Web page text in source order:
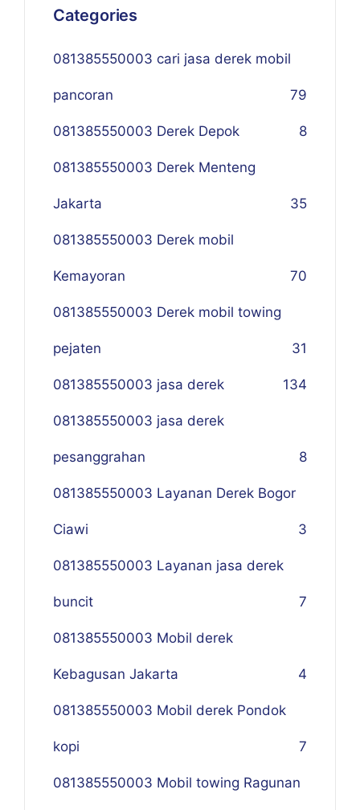
Categories
081385550003 cari jasa derek mobil
pancoran 79
081385550003 Derek Depok 8
081385550003 Derek Menteng
Jakarta 35
081385550003 Derek mobil
Kemayoran 70
081385550003 Derek mobil towing
pejaten 31
081385550003 jasa derek 134
081385550003 jasa derek
pesanggrahan 8
081385550003 Layanan Derek Bogor
Ciawi 3
081385550003 Layanan jasa derek
buncit 7
081385550003 Mobil derek
Kebagusan Jakarta 4
081385550003 Mobil derek Pondok
kopi 7
081385550003 Mobil towing Ragunan